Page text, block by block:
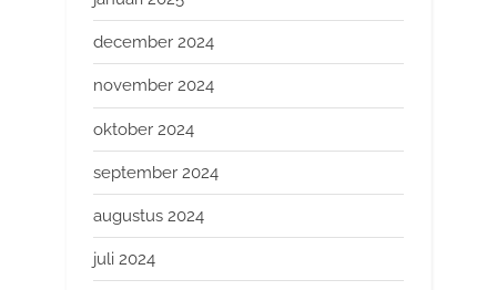
december 2024
november 2024
oktober 2024
september 2024
augustus 2024
juli 2024